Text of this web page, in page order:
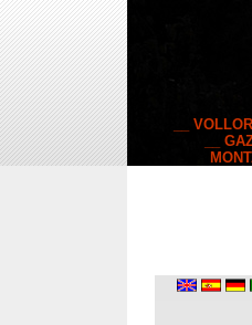
__
__